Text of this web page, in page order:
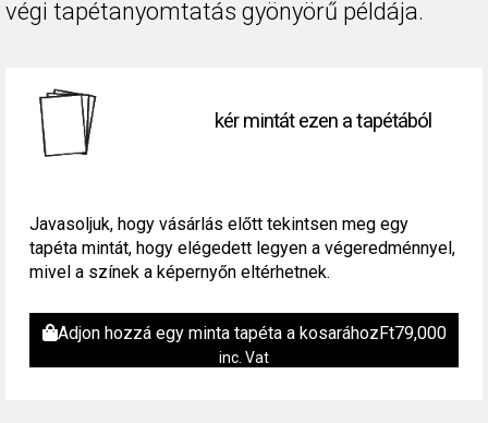
végi tapétanyomtatás gyönyörű példája.
kér mintát ezen a tapétából
Javasoljuk, hogy vásárlás előtt tekintsen meg egy
tapéta mintát, hogy elégedett legyen a végeredménnyel,
mivel a színek a képernyőn eltérhetnek.
Adjon hozzá egy minta tapéta a kosarához Ft79,000
inc. Vat